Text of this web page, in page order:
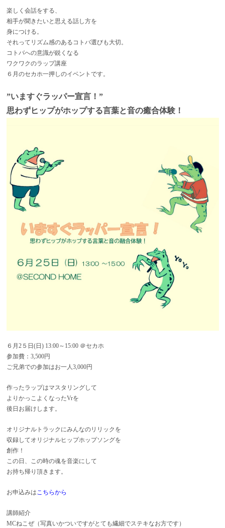
楽しく会話をする、
相手が聞きたいと思える話し方を
身につける。
それってリズム感のあるコトバ選びも大切。
コトバへの意識が鋭くなる
ワクワクのラップ講座
６月のセカホ一押しのイベントです。
”いますぐラッパー宣言！”
思わずヒップがホップする言葉と音の癒合体験！
６月2５日(日) 13:00～15:00 ＠セカホ
参加費：3,500円
ご兄弟での参加はお一人3,000円
作ったラップはマスタリングして
よりかっこよくなったVrを
後日お届けします。
オリジナルトラックにみんなのリリックを
収録してオリジナルヒップホップソングを
創作！
この日、この時の魂を音楽にして
お持ち帰り頂きます。
お申込みはこちらから
講師紹介
MCねこぜ（写真いかついですがとても繊細でステキなお方です）